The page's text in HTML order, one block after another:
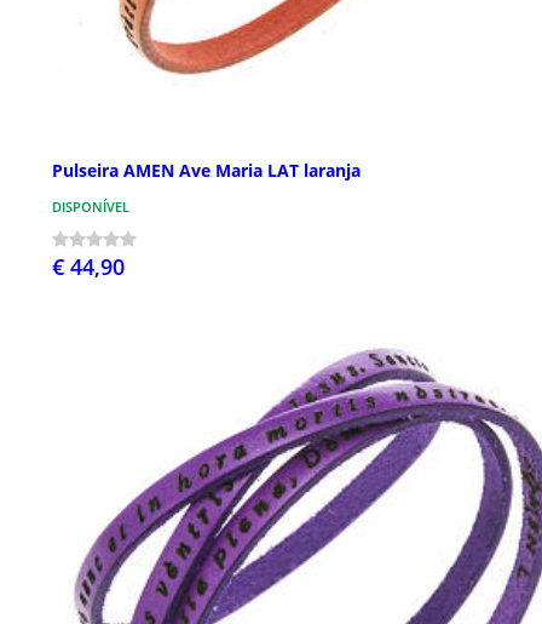
Pulseira AMEN Ave Maria LAT laranja
DISPONÍVEL
€ 44,90